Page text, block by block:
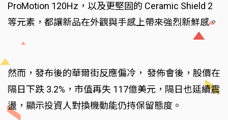
ProMotion 120Hz，以及更堅固的 Ceramic Shield 2
等元素，都讓新品在外觀與手感上帶來強烈新鮮感。
然而，發布後的華爾街反應偏冷， 發佈會後，股價在
隔日下跌 3.2%，市值再失 117億美元，隔日也延續震
盪，顯示投資人對換機動能仍持保留態度。